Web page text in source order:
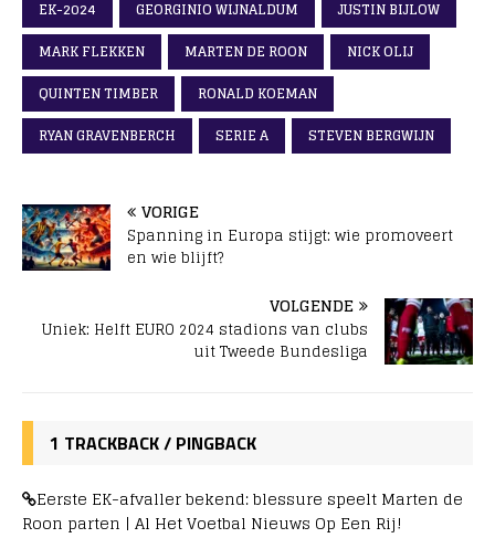
EK-2024 GEORGINIO WIJNALDUM
JUSTIN BIJLOW
MARK FLEKKEN
MARTEN DE ROON
NICK OLIJ
QUINTEN TIMBER
RONALD KOEMAN
RYAN GRAVENBERCH
SERIE A STEVEN BERGWIJN
VORIGE
Spanning in Europa stijgt: wie promoveert
en wie blijft?
VOLGENDE
Uniek: Helft EURO 2024 stadions van clubs
uit Tweede Bundesliga
1 TRACKBACK / PINGBACK
Eerste EK-afvaller bekend: blessure speelt Marten de
Roon parten | Al Het Voetbal Nieuws Op Een Rij!